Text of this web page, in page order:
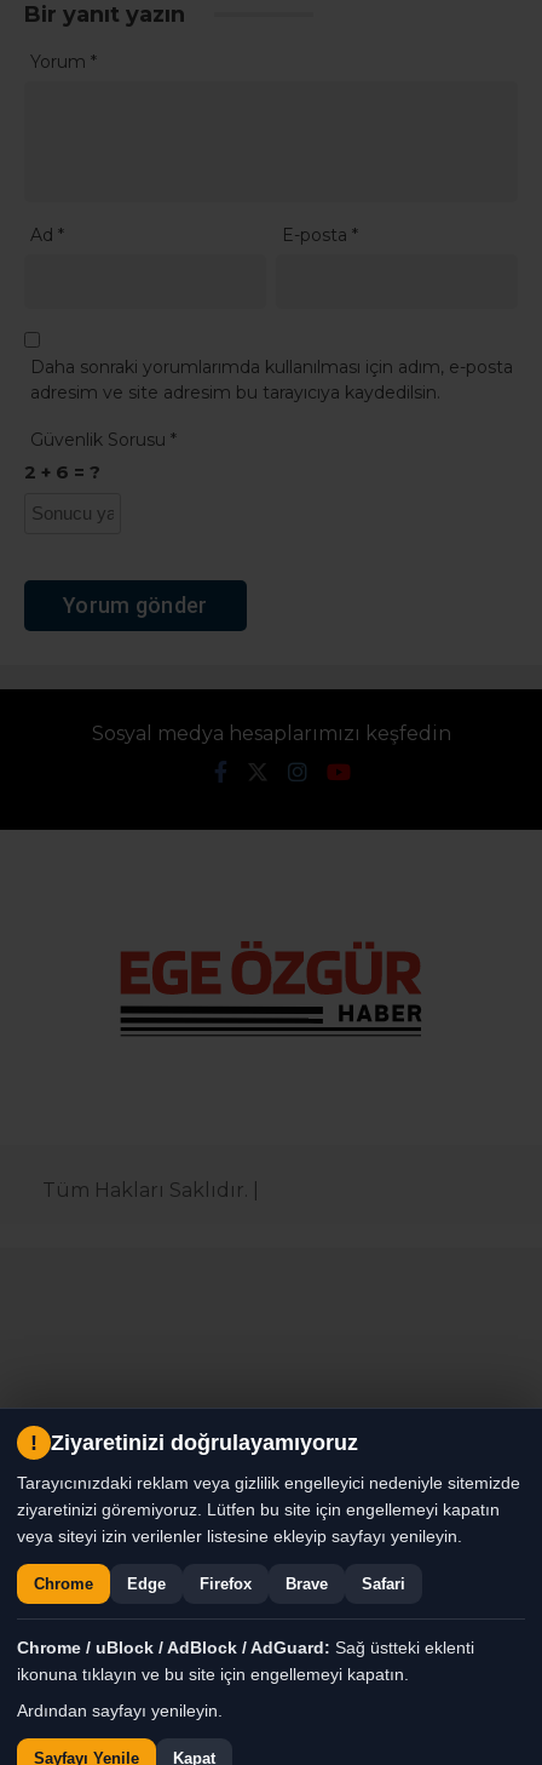
Bir yanıt yazın
Yorum *
Ad * E-posta*
Daha sonraki yorumlarımda kullanılması için adım, e-posta
adresim ve site adresim bu tarayıcıya kaydedilsin.
Güvenlik Sorusu *
2 + 6 = ?
Sosyal medya hesaplarımızı keşfedin
Tüm Hakları Saklıdır. |
! Ziyaretinizi doğrulayamıyoruz
Tarayıcınızdaki reklam veya gizlilik engelleyici nedeniyle sitemizde
ziyaretinizi göremiyoruz. Lütfen bu site için engellemeyi kapatın
veya siteyi izin verilenler listesine ekleyip sayfayı yenileyin.
Chrome Edge Firefox Brave Safari
Chrome / uBlock / AdBlock / AdGuard: Sağ üstteki eklenti
ikonuna tıklayın ve bu site için engellemeyi kapatın.
Ardından sayfayı yenileyin.
Sayfayı Yenile Kapat